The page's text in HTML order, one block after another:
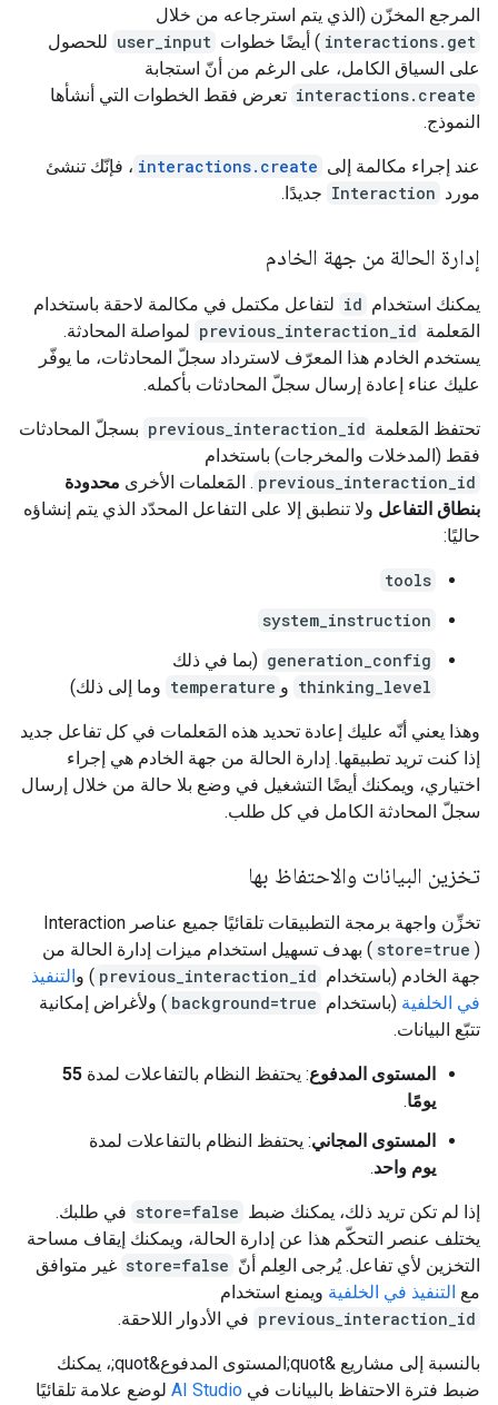
المرجع المخزّن (الذي يتم استرجاعه من خلال
interactions.get ) أيضًا خطوات user_input للحصول
على السياق الكامل، على الرغم من أنّ استجابة
interactions.create تعرض فقط الخطوات التي أنشأها
النموذج.
عند إجراء مكالمة إلى interactions.create ، فإنّك تنشئ
مورد Interaction جديدًا.
إدارة الحالة من جهة الخادم
يمكنك استخدام id لتفاعل مكتمل في مكالمة لاحقة باستخدام
المَعلمة previous_interaction_id لمواصلة المحادثة.
يستخدم الخادم هذا المعرّف لاسترداد سجلّ المحادثات، ما يوفّر
عليك عناء إعادة إرسال سجلّ المحادثات بأكمله.
تحتفظ المَعلمة previous_interaction_id بسجلّ المحادثات
فقط (المدخلات والمخرجات) باستخدام
previous_interaction_id . المَعلمات الأخرى محدودة
بنطاق التفاعل ولا تنطبق إلا على التفاعل المحدّد الذي يتم إنشاؤه
حاليًا:
tools
system_instruction
generation_config (بما في ذلك
thinking_level و temperature وما إلى ذلك)
وهذا يعني أنّه عليك إعادة تحديد هذه المَعلمات في كل تفاعل جديد
إذا كنت تريد تطبيقها. إدارة الحالة من جهة الخادم هي إجراء
اختياري، ويمكنك أيضًا التشغيل في وضع بلا حالة من خلال إرسال
سجلّ المحادثة الكامل في كل طلب.
تخزين البيانات والاحتفاظ بها
تخزِّن واجهة برمجة التطبيقات تلقائيًا جميع عناصر Interaction
(
store=true ) بهدف تسهيل استخدام ميزات إدارة الحالة من
جهة الخادم (باستخدام previous_interaction_id ) والتنفيذ
في الخلفية (باستخدام background=true ) ولأغراض إمكانية
تتبّع البيانات.
المستوى المدفوع: يحتفظ النظام بالتفاعلات لمدة 55
يومًا.
المستوى المجاني: يحتفظ النظام بالتفاعلات لمدة
يوم واحد.
إذا لم تكن تريد ذلك، يمكنك ضبط store=false في طلبك.
يختلف عنصر التحكّم هذا عن إدارة الحالة، ويمكنك إيقاف مساحة
التخزين لأي تفاعل. يُرجى العِلم أنّ store=false غير متوافق
مع التنفيذ في الخلفية ويمنع استخدام
previous_interaction_id في الأدوار اللاحقة.
بالنسبة إلى مشاريع &quot;المستوى المدفوع&quot;، يمكنك
ضبط فترة الاحتفاظ بالبيانات في AI Studio لوضع علامة تلقائيًا